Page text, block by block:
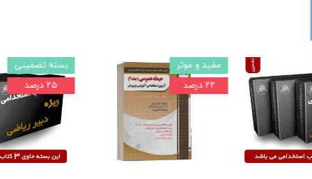
بسته تضمینی
۲۵ درصد
مفید و موثر
۲۲ درصد